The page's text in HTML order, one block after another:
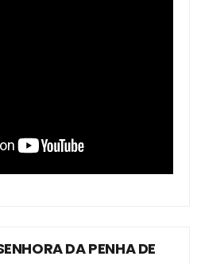
DA PENHA DE